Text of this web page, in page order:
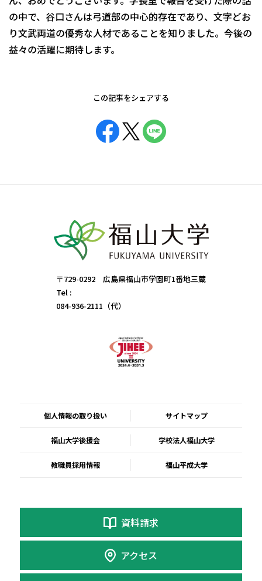
の中で、谷口さんは弓道部の中心的存在であり、文字どお
り文武両道の優秀な人材であることを知りました。今後の
益々の活躍に期待します。
この記事をシェアする
〒729-0292 広島県福山市学園町1番地三蔵
Tel :
084-936-2111（代）
個人情報の取り扱い サイトマップ
福山大学後援会 学校法人福山大学
教職員採用情報 福山平成大学
資料請求
アクセス